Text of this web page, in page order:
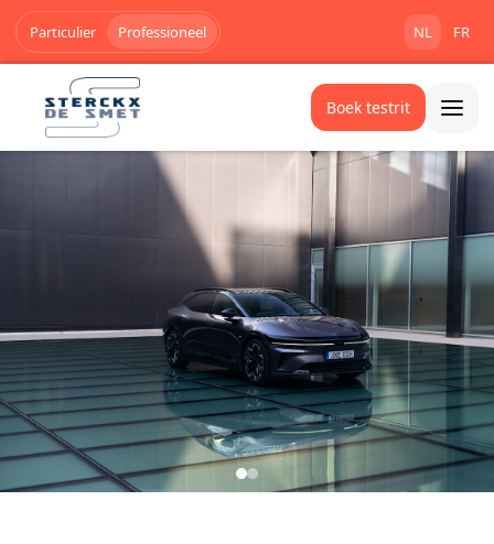
Particulier Professioneel NL FR
Boek testrit